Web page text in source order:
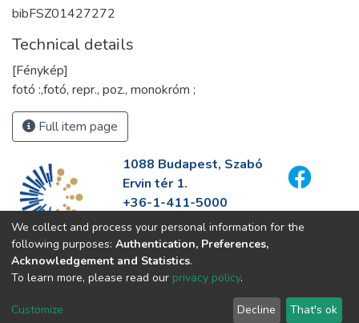
bibFSZ01427272
Technical details
[Fénykép]
fotó :,fotó, repr., poz., monokróm ;
Full item page
1088 Budapest, Szabó
Ervin tér 1.
+36-1-411-5000
info@fszek.hu
https://fszek.hu
We collect and process your personal information for the
following purposes: Authentication, Preferences,
Acknowledgement and Statistics.
To learn more, please read our privacy policy.
Customize Decline That's ok